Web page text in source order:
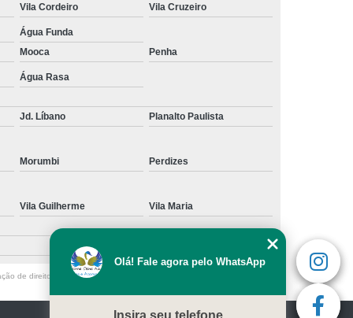
Vila Cordeiro Vila Cruzeiro
Água Funda
Mooca Penha
Água Rasa
Jd. Líbano Planalto Paulista
Morumbi Perdizes
Vila Guilherme
Vila Maria
de direito autoral – artigo 184 do Código Penal –
Olá! Fale agora pelo WhatsApp
Insira seu telefone